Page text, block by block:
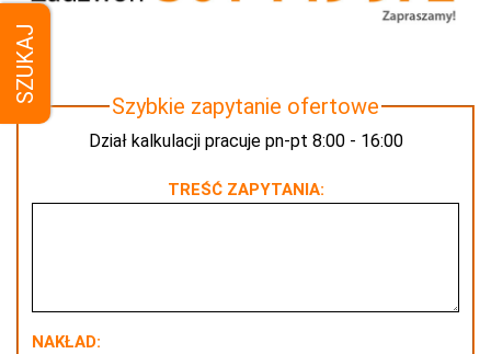
SZUKAJ
Szybkie zapytanie ofertowe
Dział kalkulacji pracuje pn-pt 8:00 - 16:00
TREŚĆ ZAPYTANIA:
NAKŁAD: